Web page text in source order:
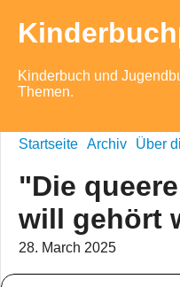
Kinderbuch und
Themen.
Startseite Archiv Über
"Die
will gehört
28. March 2025